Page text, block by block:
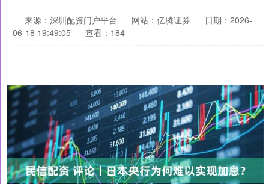
来源：深圳配资门户平台 网站：亿腾证券
日期：2026-
06-18 19:49:05
查看：184